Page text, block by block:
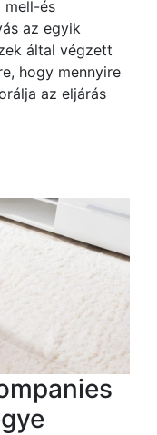
mell-és
az egyik
által végzett
hogy mennyire
az eljárás